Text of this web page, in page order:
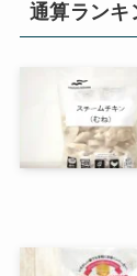
通算ランキ